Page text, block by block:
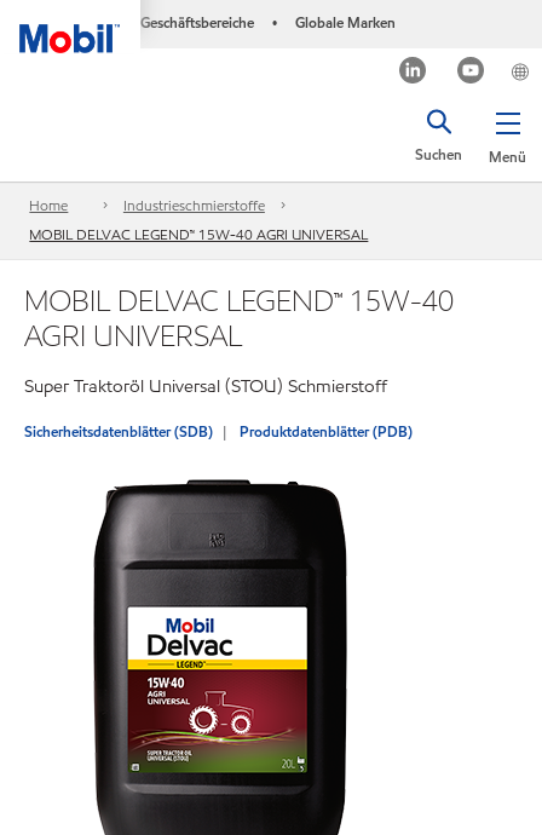
Geschäftsbereiche • Globale Marken
Menü
Suchen
Home
Industrieschmierstoffe
MOBIL DELVAC LEGEND™ 15W-40 AGRI UNIVERSAL
MOBIL DELVAC LEGEND™ 15W-40
AGRI UNIVERSAL
Super Traktoröl Universal (STOU) Schmierstoff
Sicherheitsdatenblätter (SDB) Produktdatenblätter (PDB)